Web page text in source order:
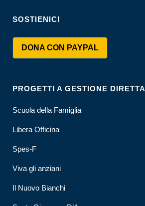
SOSTIENICI
DONA CON PAYPAL
PROGETTI A GESTIONE DIRETTA
Scuola della Famiglia
Libera Officina
Spes-F
Viva gli anziani
Il Nuovo Bianchi